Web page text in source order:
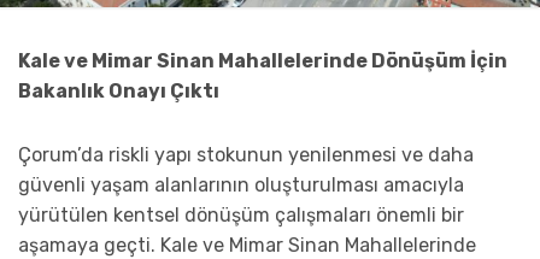
Kale ve Mimar Sinan Mahallelerinde Dönüşüm İçin
Bakanlık Onayı Çıktı
Çorum’da riskli yapı stokunun yenilenmesi ve daha
güvenli yaşam alanlarının oluşturulması amacıyla
yürütülen kentsel dönüşüm çalışmaları önemli bir
aşamaya geçti. Kale ve Mimar Sinan Mahallelerinde